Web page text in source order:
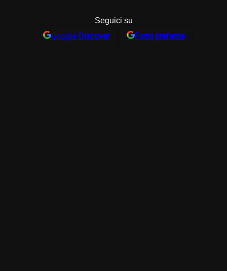
Seguici su
Google Discover Fonti preferite